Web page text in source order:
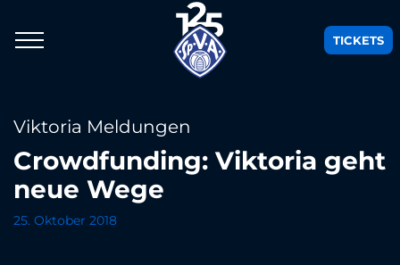
TICKETS
Viktoria Meldungen
Crowdfunding: Viktoria geht
neue Wege
25. Oktober 2018